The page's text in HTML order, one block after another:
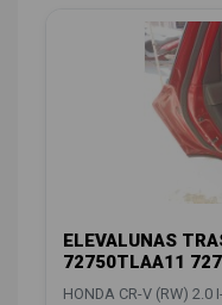
ELEVALUNAS
72750TLAA11
HONDA CR-V (RW) 2.0